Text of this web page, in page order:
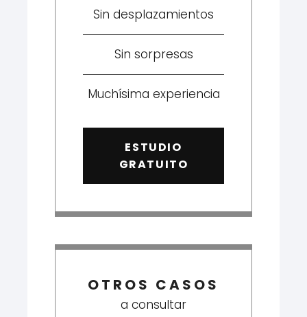
Sin desplazamientos
Sin sorpresas
Muchísima experiencia
ESTUDIO
GRATUITO
OTROS CASOS
a consultar